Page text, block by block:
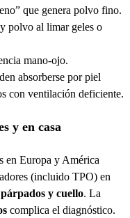
que genera polvo fino.
polvo al limar geles o
mano-ojo.
absorberse por piel
con ventilación deficiente.
y en casa
en Europa y América
(incluido TPO) en
y cuello. La
complica el diagnóstico.